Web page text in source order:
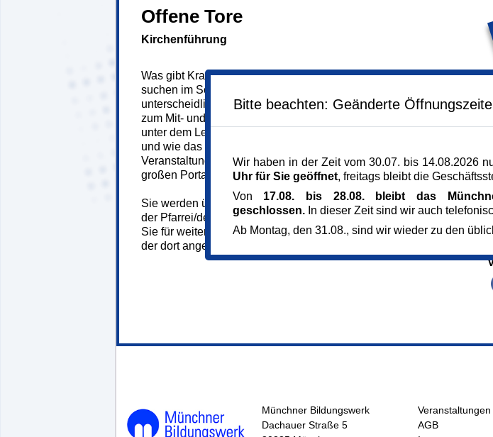
Offene Tore
Kirchenführung
Was gibt Kraft in diesen Zeiten? Unsere Offenen Tore
suchen im Sommer nach Kraftquellen. Ganz
unterscheidliche Menschen erzählen uns und laden uns
zum Mit- und Nachdenken ein. Im Herbst wollen wir dann
unter dem Leitwort HerzTON ganz bewusst suchen, wofür
und wie das Herz schlägt. Eine halbe Stunde vor der
Veranstaltung öffnen sich bei geeigneter Witterung die
großen Portale.
Sie werden über den Anmeldebutton auf die Kontaktseite
der Pfarrei/des Pfarrverbandes weitergeleitet. Bitte rufen
Sie für weitere Informationen sowie zur Anmeldung bei
der dort angegebenen Telefonnummer an.
Münchner Bildungswerk
Dachauer Straße 5
Veranstaltungen
AGB
Bitte beachten: Geänderte
Wir haben in der Zeit vom 30.07. bis 14.08.2026
Uhr für Sie geöffnet, freitags bleibt die
Von 17.08. bis 28.08. bleibt das
geschlossen.In dieser Zeit sind wir auch
Ab Montag, den 31.08., sind wir wieder zu den